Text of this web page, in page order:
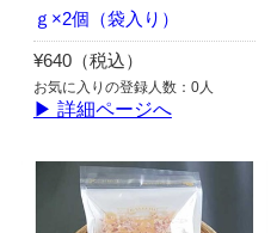
ｇ×2個（袋入り）
¥640（税込）
お気に入りの登録人数：0人
▶ 詳細ページへ